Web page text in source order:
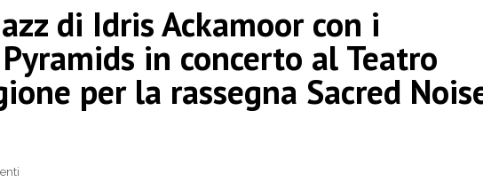
di Idris Ackamoor con i
in concerto al Teatro
per la rassegna Sacred